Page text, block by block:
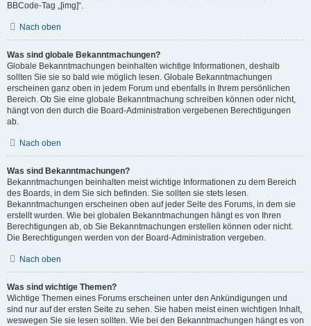
BBCode-Tag „[img]“.
Nach oben
Was sind globale Bekanntmachungen?
Globale Bekanntmachungen beinhalten wichtige Informationen, deshalb
sollten Sie sie so bald wie möglich lesen. Globale Bekanntmachungen
erscheinen ganz oben in jedem Forum und ebenfalls in Ihrem persönlichen
Bereich. Ob Sie eine globale Bekanntmachung schreiben können oder nicht,
hängt von den durch die Board-Administration vergebenen Berechtigungen
ab.
Nach oben
Was sind Bekanntmachungen?
Bekanntmachungen beinhalten meist wichtige Informationen zu dem Bereich
des Boards, in dem Sie sich befinden. Sie sollten sie stets lesen.
Bekanntmachungen erscheinen oben auf jeder Seite des Forums, in dem sie
erstellt wurden. Wie bei globalen Bekanntmachungen hängt es von Ihren
Berechtigungen ab, ob Sie Bekanntmachungen erstellen können oder nicht.
Die Berechtigungen werden von der Board-Administration vergeben.
Nach oben
Was sind wichtige Themen?
Wichtige Themen eines Forums erscheinen unter den Ankündigungen und
sind nur auf der ersten Seite zu sehen. Sie haben meist einen wichtigen Inhalt,
weswegen Sie sie lesen sollten. Wie bei den Bekanntmachungen hängt es von